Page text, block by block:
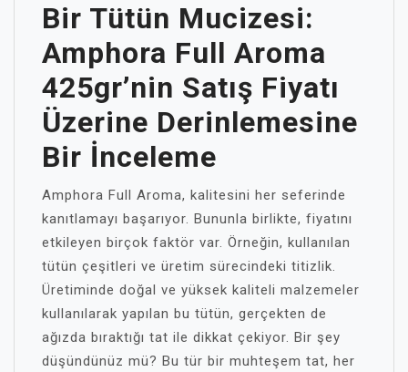
Bir Tütün Mucizesi:
Amphora Full Aroma
425gr’nin Satış Fiyatı
Üzerine Derinlemesine
Bir İnceleme
Amphora Full Aroma, kalitesini her seferinde
kanıtlamayı başarıyor. Bununla birlikte, fiyatını
etkileyen birçok faktör var. Örneğin, kullanılan
tütün çeşitleri ve üretim sürecindeki titizlik.
Üretiminde doğal ve yüksek kaliteli malzemeler
kullanılarak yapılan bu tütün, gerçekten de
ağızda bıraktığı tat ile dikkat çekiyor. Bir şey
düşündünüz mü? Bu tür bir muhteşem tat, her